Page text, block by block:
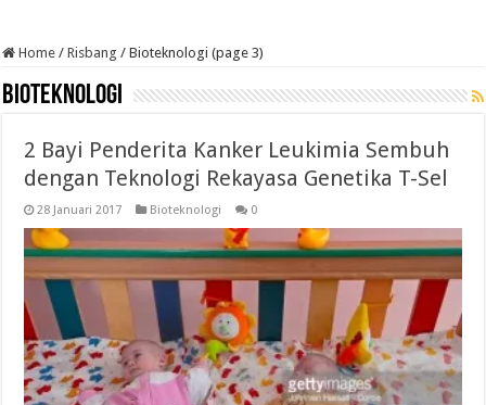
Home / Risbang / Bioteknologi (page 3)
Bioteknologi
2 Bayi Penderita Kanker Leukimia Sembuh
dengan Teknologi Rekayasa Genetika T-Sel
28 Januari 2017 Bioteknologi 0